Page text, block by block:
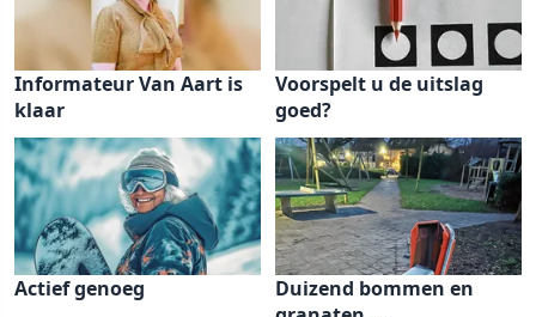
Informateur Van Aart is
klaar
Voorspelt u de uitslag
goed?
Actief genoeg
Duizend bommen en